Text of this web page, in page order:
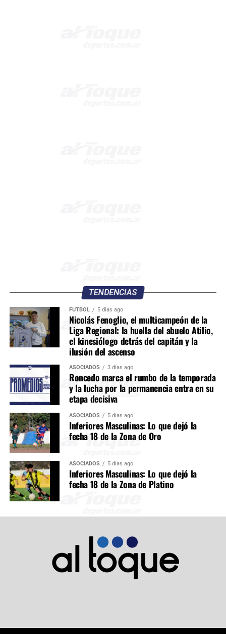
TENDENCIAS
FÚTBOL 5 días ago
Nicolás Fenoglio, el multicampeón de la
Liga Regional: la huella del abuelo Atilio,
el kinesiólogo detrás del capitán y la
ilusión del ascenso
ASOCIADOS 3 días ago
Roncedo marca el rumbo de la temporada
y la lucha por la permanencia entra en su
etapa decisiva
ASOCIADOS 5 días ago
Inferiores Masculinas: Lo que dejó la
fecha 18 de la Zona de Oro
ASOCIADOS 5 días ago
Inferiores Masculinas: Lo que dejó la
fecha 18 de la Zona de Platino